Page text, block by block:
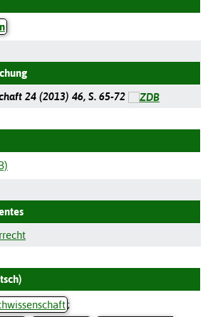
24 (2013) 46, S. 65-72
;